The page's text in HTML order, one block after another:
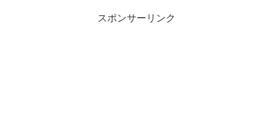
スポンサーリンク